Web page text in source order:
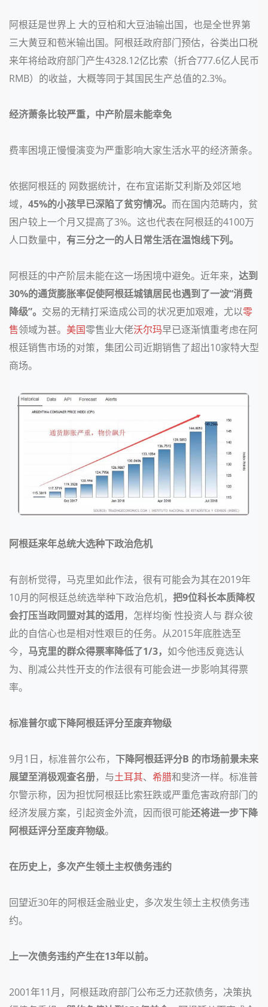
阿根廷是世界上 大的豆柏和大豆油输出国，也是全世界第
三大黄豆和苞米输出国。阿根廷政府部门预估，谷类出口税
来年将给政府部门产生4328.12亿比索（折合777.6亿人民币
RMB）的收益，大概等同于其国民生产总值的2.3%。
经济萧条比较严重， 中产阶层未能幸免
费率困境正慢慢演变为严重影响大家生活水平的经济萧条。
依据阿根廷的 网数据统计，在布宜诺斯艾利斯及郊区地
域， 45%的小孩早已深陷了贫穷情况。 而在国内范畴内，贫
困户较上一个月又提高了3%。这也代表在阿根廷的4100万
人口数量中， 有三分之一的人日常生活在温饱线下列。
阿根廷的中产阶层未能在这一场困境中避免。近年来， 达到
30%的通货膨胀率促使阿根廷城镇居民也遇到了一波“消费
降级”。 交易的无精打采造成公司的状况更加艰难，尤以零
售领域为甚。 美国零售业大佬沃尔玛早已逐渐慎重考虑在阿
根廷销售市场的对策，集团公司近期销售了超出10家特大型
商场。
阿根廷来年总统大选种下政治危机
有剖析觉得，马克里如此作法，很有可能会为其在2019年
10月的阿根廷总统选举种下政治危机， 把9位科长本质降权
会打压当政同盟对其的适用，怎样均衡 性投资人与 群众彼
此的自信心也是相对性艰巨的任务。从2015年底胜选至
今， 马克里的群众得票率降低了1/3， 如今他违反竟选认
为、削减公共性开支的作法很有可能会进一步影响其得票
率。
标准普尔或下降阿根廷评分至废弃物级
9月1日，标准普尔公布， 下降阿根廷评分B 的市场前景未来
展望至消极观查名册，与土耳其、 希腊和斐济一样。标准普
尔警示称，因为担忧阿根廷比索狂跌或严重危害政府部门的
经济发展方案，引起资金外流，因而很可能还将进一步下降
阿根廷评分至废弃物级。
在历史上，多次产生领土主权债务违约
回望近30年的阿根廷金融业史，多次发生领土主权债务违
约。
上一次债务违约产生在13年以前。
2001年11月，阿根廷政府部门公布乏力还款债务，决策执